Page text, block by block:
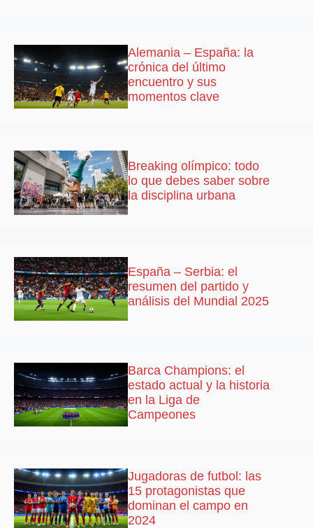
Alemania – España: la
crónica del último
encuentro y sus
momentos clave
Breaking olímpico: todo
lo que debes saber sobre
la disciplina urbana
España – Serbia: el
resumen del partido y
análisis del Mundial 2025
Barca Champions: el
estado actual y la historia
en la Liga de
Campeones
Jugadoras de futbol: las
15 protagonistas que
dominan el campo en
2024